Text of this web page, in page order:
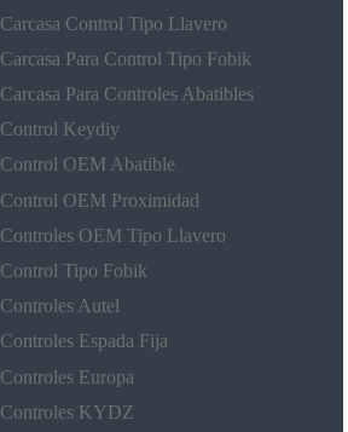
Carcasa Control Tipo Llavero
Carcasa Para Control Tipo Fobik
Carcasa Para Controles Abatibles
Control Keydiy
Control OEM Abatible
Control OEM Proximidad
Controles OEM Tipo Llavero
Control Tipo Fobik
Controles Autel
Controles Espada Fija
Controles Europa
Controles KYDZ